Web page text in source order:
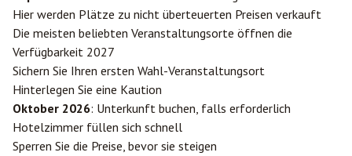
Hier werden Plätze zu nicht überteuerten Preisen verkauft
Die meisten beliebten Veranstaltungsorte öffnen die
Verfügbarkeit 2027
Sichern Sie Ihren ersten Wahl-Veranstaltungsort
Hinterlegen Sie eine Kaution
Oktober 2026: Unterkunft buchen, falls erforderlich
Hotelzimmer füllen sich schnell
Sperren Sie die Preise, bevor sie steigen